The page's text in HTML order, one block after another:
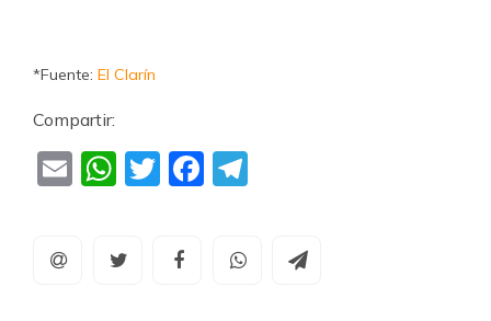
*Fuente: El Clarín
Compartir:
EmailWhatsApp
TwitterFacebook